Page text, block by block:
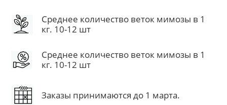
Среднее количество веток мимозы в 1
кг. 10-12 шт
Среднее количество веток мимозы в 1
кг. 10-12 шт
Заказы принимаются до 1 марта.